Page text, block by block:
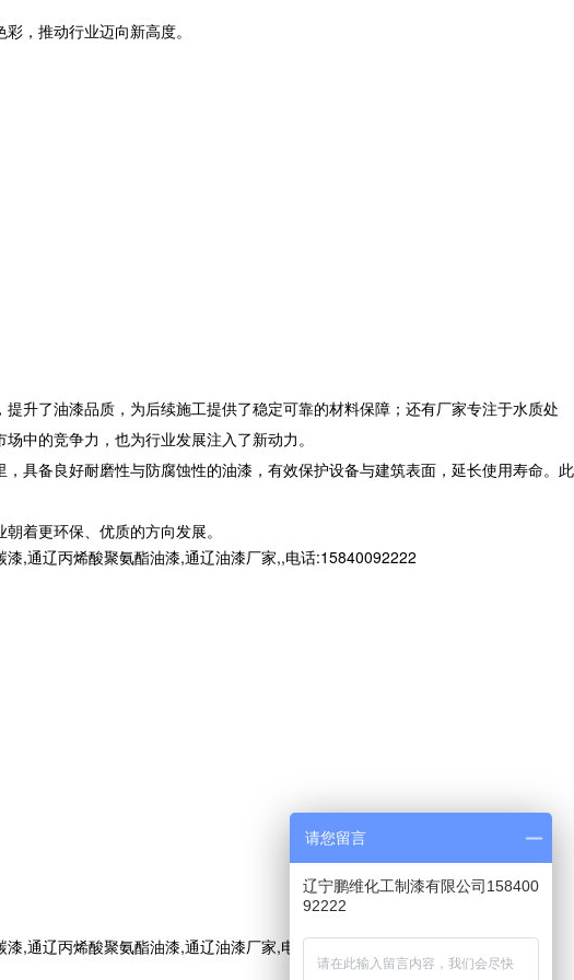
，推动行业迈向新高度。​
升了油漆品质，为后续施工提供了稳定可靠的材料保障；还有厂家专注于水质处
中的竞争力，也为行业发展注入了新动力。​
具备良好耐磨性与防腐蚀性的油漆，有效保护设备与建筑表面，延长使用寿命。此
着更环保、优质的方向发展。​
,通辽丙烯酸聚氨酯油漆,通辽油漆厂家,,电话:15840092222
,通辽丙烯酸聚氨酯油漆,通辽油漆厂家,电话:15840092222
请您留言
辽宁鹏维化工制漆有限公司158400
92222